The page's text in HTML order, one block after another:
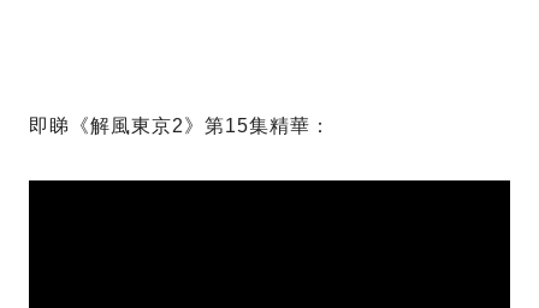
即睇《解風東京2》第15集精華：